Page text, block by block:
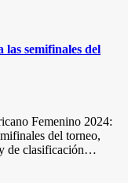
las semifinales del
Femenino 2024:
del torneo,
de clasificación…